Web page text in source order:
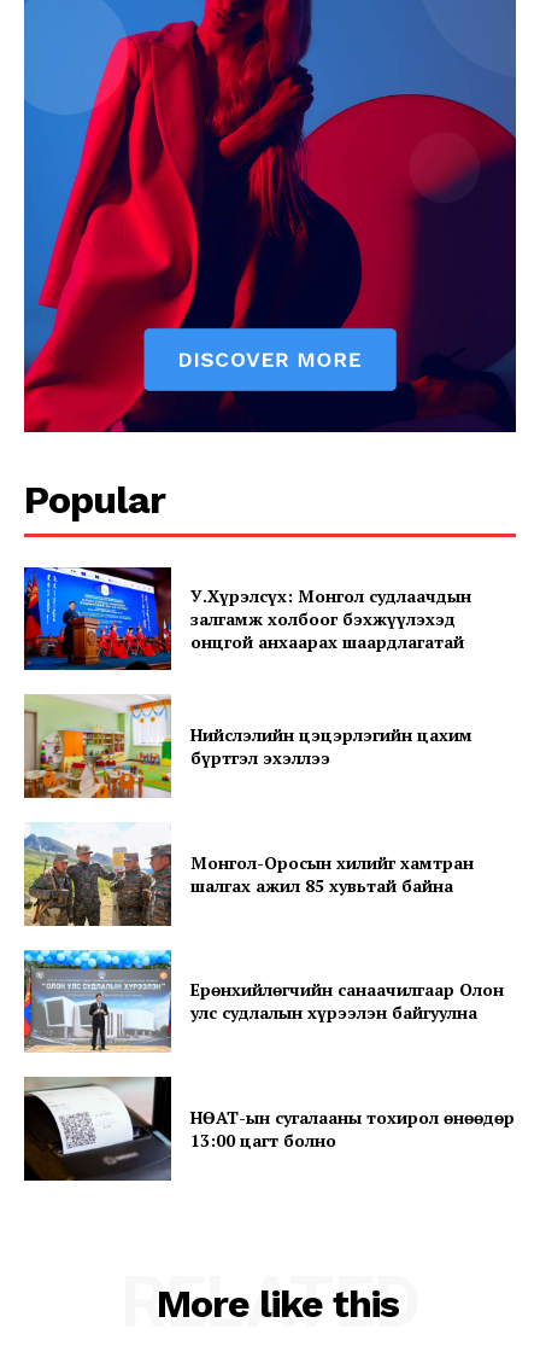
News Week
Magazine PRO
Company
About
Contact us
Subscription Plans
My account
Popular
У.Хүрэлсүх: Монгол судлаачдын
залгамж холбоог бэхжүүлэхэд
онцгой анхаарах шаардлагатай
Нийслэлийн цэцэрлэгийн цахим
бүртгэл эхэллээ
Монгол-Оросын хилийг хамтран
шалгах ажил 85 хувьтай байна
Ерөнхийлөгчийн санаачилгаар Олон
улс судлалын хүрээлэн байгуулна
НӨАТ-ын сугалааны тохирол өнөөдөр
13:00 цагт болно
More like this
RELATED